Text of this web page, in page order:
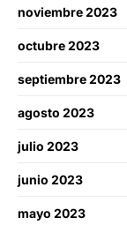
noviembre 2023
octubre 2023
septiembre 2023
agosto 2023
julio 2023
junio 2023
mayo 2023